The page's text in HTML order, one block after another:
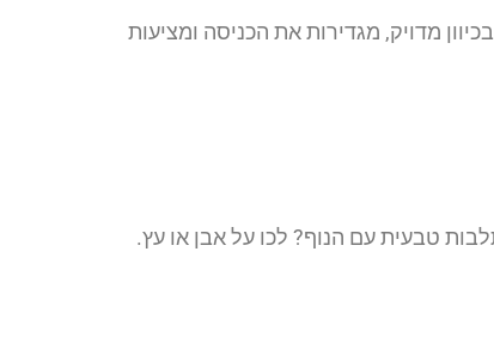
מדויק, מגדירות את הכניסה ומציעות
טבעית עם הנוף? לכו על אבן או עץ.